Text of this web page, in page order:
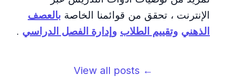
الإنترنت ، تحقق من قوائمنا الخاصة بالعصف
الذهني وتقييم الطلاب وإدارة الفصل الدراسي .
← View all posts